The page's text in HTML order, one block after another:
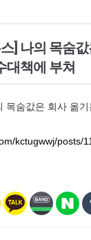
] 나의 목숨
대책에 부쳐
목숨값은 회사 옮
kctugwwj/posts/